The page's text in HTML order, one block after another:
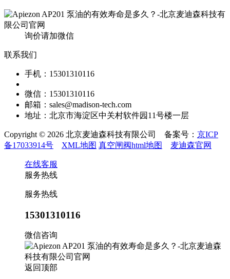
询价请加微信
联系我们
手机：15301310116
微信：15301310116
邮箱：sales@madison-tech.com
地址：北京市海淀区中关村软件园11号楼一层
Copyright © 2026 北京麦迪森科技有限公司 备案号： 京ICP
备17033914号
XML地图 真空闸阀html地图 麦迪森官网
在线客服
服务热线
服务热线
15301310116
微信咨询
返回顶部